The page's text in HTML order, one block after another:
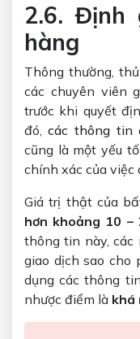
2.6. Định
hàng
Thông thường,
các chuyên viên
trước khi quyết
đó,các thông tin
cũng là một yếu
chính xác của việc
Giá trị thật của
hơn khoảng 10 –
thông tin này, các
giao dịch sao cho
dụng các thông
nhược điểm là khá